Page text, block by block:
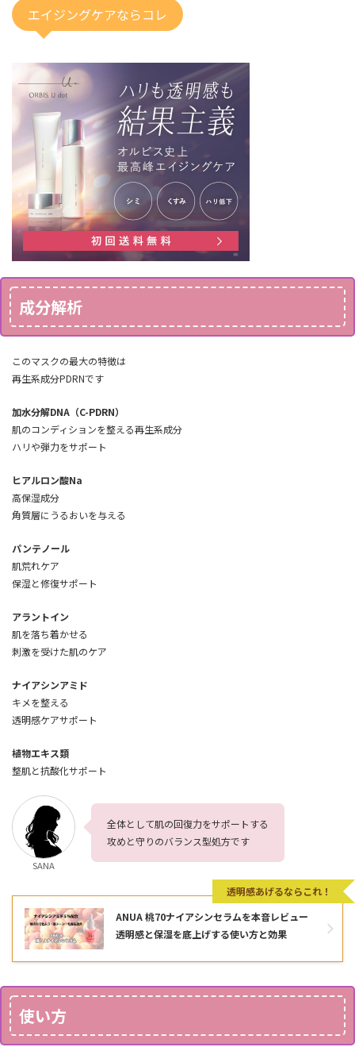
エイジングケアならコレ
成分解析
このマスクの最大の特徴は
再生系成分PDRNです
加水分解DNA（C-PDRN）
肌のコンディションを整える再生系成分
ハリや弾力をサポート
ヒアルロン酸Na
高保湿成分
角質層にうるおいを与える
パンテノール
肌荒れケア
保湿と修復サポート
アラントイン
肌を落ち着かせる
刺激を受けた肌のケア
ナイアシンアミド
キメを整える
透明感ケアサポート
植物エキス類
整肌と抗酸化サポート
SANA
全体として肌の回復力をサポートする
攻めと守りのバランス型処方です
ANUA 桃70ナイアシンセラムを本音レビュー
透明感と保湿を底上げする使い方と効果
透明感あげるならこれ！
使い方